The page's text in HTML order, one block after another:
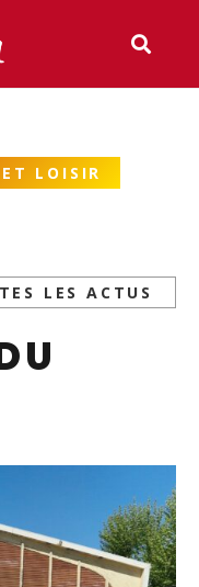
LOISIR
LES ACTUS